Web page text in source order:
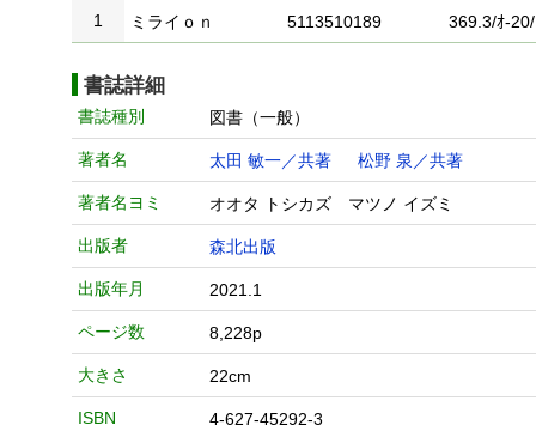
1 ミライｏｎ 5113510189 369.3/ｵ-20/
書誌詳細
書誌種別 図書（一般）
著者名 太田 敏一／共著 松野 泉／共著
著者名ヨミ オオタ トシカズ マツノ イズミ
出版者 森北出版
出版年月 2021.1
ページ数 8,228p
大きさ 22cm
ISBN 4-627-45292-3